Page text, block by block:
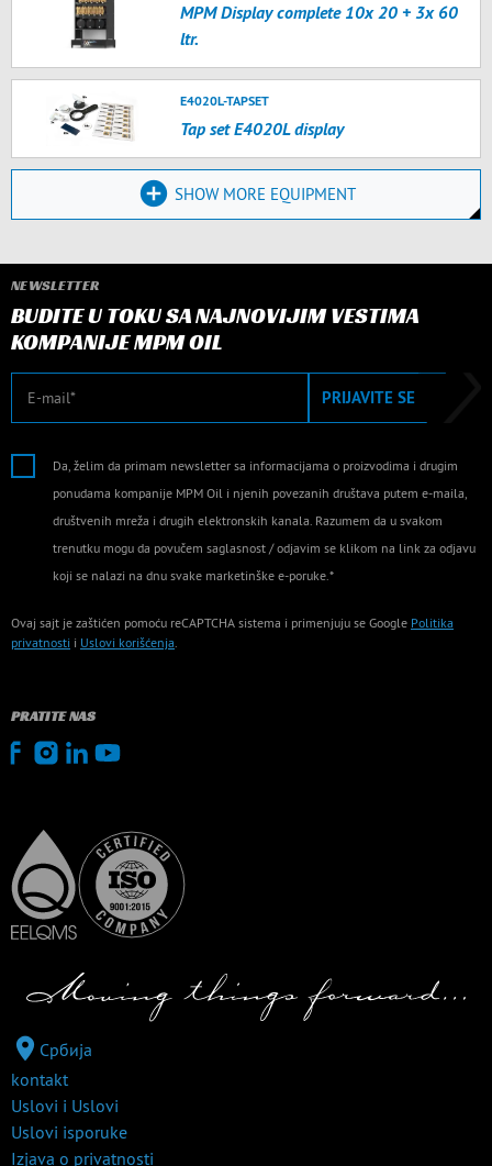
MPM Display complete 10x 20 + 3x 60
ltr.
E4020L-TAPSET
Tap set E4020L display
SHOW MORE EQUIPMENT
NEWSLETTER
BUDITE U TOKU SA NAJNOVIJIM VESTIMA
KOMPANIJE MPM OIL
E-mail PRIJAVITE SE
Da, želim da primam newsletter sa informacijama o proizvodima i drugim
ponudama kompanije MPM Oil i njenih povezanih društava putem e-maila,
društvenih mreža i drugih elektronskih kanala. Razumem da u svakom
trenutku mogu da povučem saglasnost / odjavim se klikom na link za odjavu
koji se nalazi na dnu svake marketinške e-poruke.*
Ovaj sajt je zaštićen pomoću reCAPTCHA sistema i primenjuju se Google Politika
privatnosti i Uslovi korišćenja.
PRATITE NAS
Србија
kontakt
Uslovi i Uslovi
Uslovi isporuke
Izjava o privatnosti